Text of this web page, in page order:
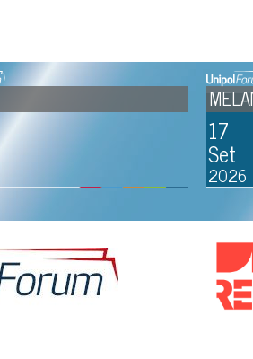
FIERE E
CONVENTION
Set
2026